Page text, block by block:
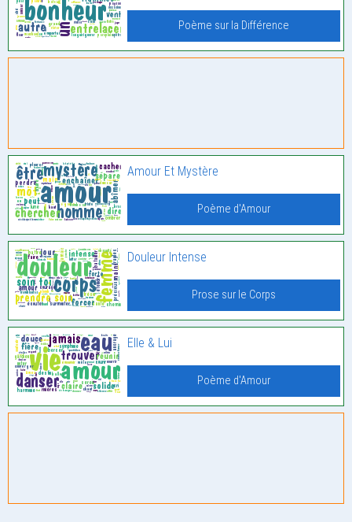
Poème sur la Différence
Amour Et Mystère
Poème d'Amour
Douleur Intense
Prose sur le Corps
Elle & Lui
Poème d'Amour